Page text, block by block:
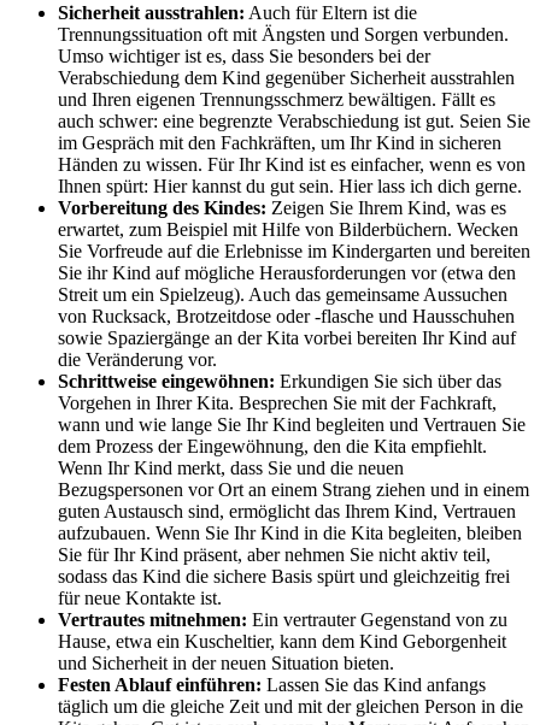
Sicherheit ausstrahlen: Auch für Eltern ist die
Trennungssituation oft mit Ängsten und Sorgen verbunden.
Umso wichtiger ist es, dass Sie besonders bei der
Verabschiedung dem Kind gegenüber Sicherheit ausstrahlen
und Ihren eigenen Trennungsschmerz bewältigen. Fällt es
auch schwer: eine begrenzte Verabschiedung ist gut. Seien Sie
im Gespräch mit den Fachkräften, um Ihr Kind in sicheren
Händen zu wissen. Für Ihr Kind ist es einfacher, wenn es von
Ihnen spürt: Hier kannst du gut sein. Hier lass ich dich gerne.
Vorbereitung des Kindes: Zeigen Sie Ihrem Kind, was es
erwartet, zum Beispiel mit Hilfe von Bilderbüchern. Wecken
Sie Vorfreude auf die Erlebnisse im Kindergarten und bereiten
Sie ihr Kind auf mögliche Herausforderungen vor (etwa den
Streit um ein Spielzeug). Auch das gemeinsame Aussuchen
von Rucksack, Brotzeitdose oder -flasche und Hausschuhen
sowie Spaziergänge an der Kita vorbei bereiten Ihr Kind auf
die Veränderung vor.
Schrittweise eingewöhnen: Erkundigen Sie sich über das
Vorgehen in Ihrer Kita. Besprechen Sie mit der Fachkraft,
wann und wie lange Sie Ihr Kind begleiten und Vertrauen Sie
dem Prozess der Eingewöhnung, den die Kita empfiehlt.
Wenn Ihr Kind merkt, dass Sie und die neuen
Bezugspersonen vor Ort an einem Strang ziehen und in einem
guten Austausch sind, ermöglicht das Ihrem Kind, Vertrauen
aufzubauen. Wenn Sie Ihr Kind in die Kita begleiten, bleiben
Sie für Ihr Kind präsent, aber nehmen Sie nicht aktiv teil,
sodass das Kind die sichere Basis spürt und gleichzeitig frei
für neue Kontakte ist.
Vertrautes mitnehmen: Ein vertrauter Gegenstand von zu
Hause, etwa ein Kuscheltier, kann dem Kind Geborgenheit
und Sicherheit in der neuen Situation bieten.
Festen Ablauf einführen: Lassen Sie das Kind anfangs
täglich um die gleiche Zeit und mit der gleichen Person in die